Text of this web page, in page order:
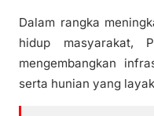
Dalam rangka
hidup masyarakat,
mengembangkan
serta hunian yang